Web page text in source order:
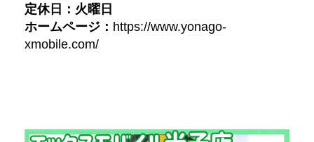
定休日：火曜日
ホームページ： https://www.yonago-
xmobile.com/